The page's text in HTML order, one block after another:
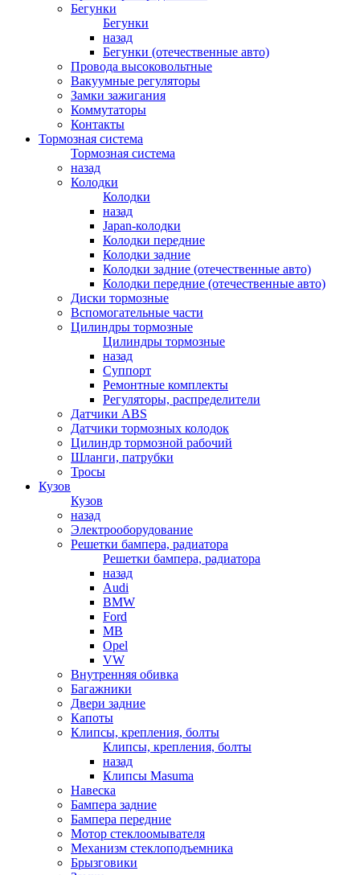
Бегунки
Бегунки
назад
Бегунки (отечественные авто)
Провода высоковольтные
Вакуумные регуляторы
Замки зажигания
Коммутаторы
Контакты
Тормозная система
Тормозная система
назад
Колодки
Колодки
назад
Japan-колодки
Колодки передние
Колодки задние
Колодки задние (отечественные авто)
Колодки передние (отечественные авто)
Диски тормозные
Вспомогательные части
Цилиндры тормозные
Цилиндры тормозные
назад
Суппорт
Ремонтные комплекты
Регуляторы, распределители
Датчики ABS
Датчики тормозных колодок
Цилиндр тормозной рабочий
Шланги, патрубки
Тросы
Кузов
Кузов
назад
Электрооборудование
Решетки бампера, радиатора
Решетки бампера, радиатора
назад
Audi
BMW
Ford
MB
Opel
VW
Внутренняя обивка
Багажники
Двери задние
Капоты
Клипсы, крепления, болты
Клипсы, крепления, болты
назад
Клипсы Masuma
Навеска
Бампера задние
Бампера передние
Мотор стеклоомывателя
Механизм стеклоподъемника
Брызговики